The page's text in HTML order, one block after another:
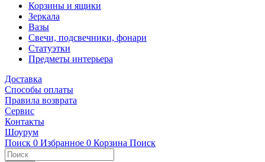
Корзины и ящики
Зеркала
Вазы
Свечи, подсвечники, фонари
Статуэтки
Предметы интерьера
Доставка
Способы оплаты
Правила возврата
Сервис
Контакты
Шоурум
Поиск 0 Избранное 0 Корзина Поиск